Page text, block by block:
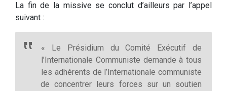
La fin de la missive se conclut d’ailleurs par l’appel
suivant :
« Le Présidium du Comité Exécutif de
l’Internationale Communiste demande à tous
les adhérents de l’Internationale communiste
de concentrer leurs forces sur un soutien